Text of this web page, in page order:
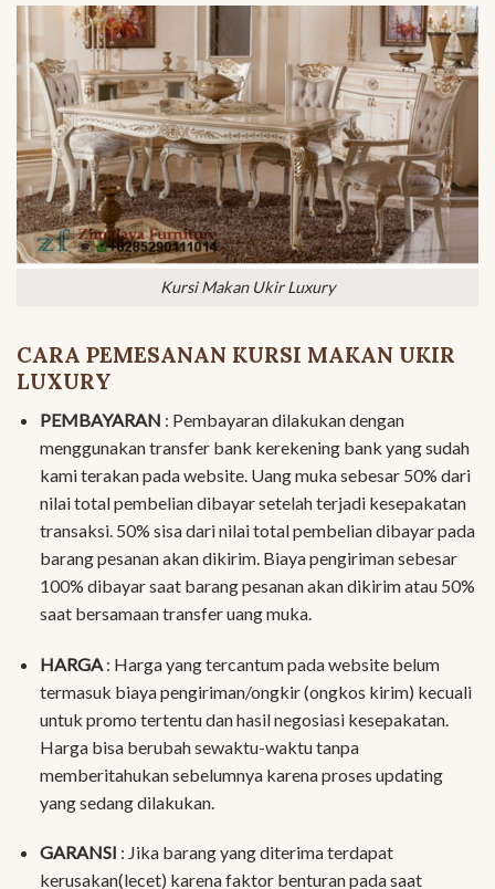
Kursi Makan Ukir Luxury
CARA PEMESANAN KURSI MAKAN UKIR
LUXURY
PEMBAYARAN : Pembayaran dilakukan dengan
menggunakan transfer bank kerekening bank yang sudah
kami terakan pada website. Uang muka sebesar 50% dari
nilai total pembelian dibayar setelah terjadi kesepakatan
transaksi. 50% sisa dari nilai total pembelian dibayar pada
barang pesanan akan dikirim. Biaya pengiriman sebesar
100% dibayar saat barang pesanan akan dikirim atau 50%
saat bersamaan transfer uang muka.
HARGA: Harga yang tercantum pada website belum
termasuk biaya pengiriman/ongkir (ongkos kirim) kecuali
untuk promo tertentu dan hasil negosiasi kesepakatan.
Harga bisa berubah sewaktu-waktu tanpa
memberitahukan sebelumnya karena proses updating
yang sedang dilakukan.
GARANSI : Jika barang yang diterima terdapat
kerusakan(lecet) karena faktor benturan pada saat